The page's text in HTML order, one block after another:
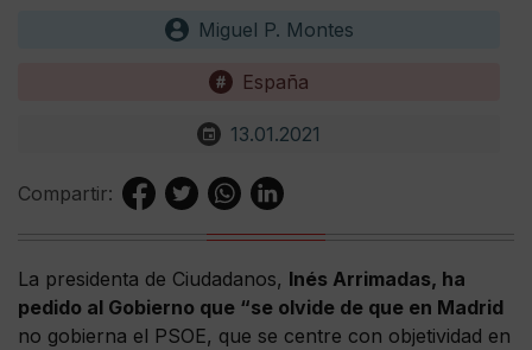
Miguel P. Montes
España
13.01.2021
Compartir:
La presidenta de Ciudadanos, Inés Arrimadas, ha
pedido al Gobierno que “se olvide de que en Madrid
no gobierna el PSOE, que se centre con objetividad en